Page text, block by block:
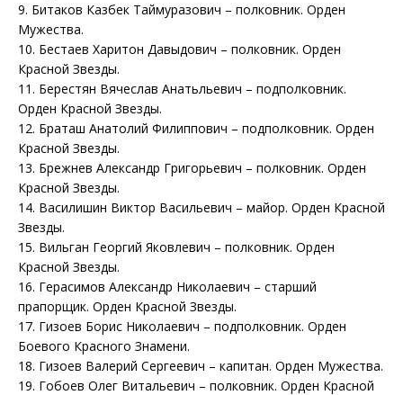
9. Битаков Казбек Таймуразович – полковник. Орден
Мужества.
10. Бестаев Харитон Давыдович – полковник. Орден
Красной Звезды.
11. Берестян Вячеслав Анатьльевич – подполковник.
Орден Красной Звезды.
12. Браташ Анатолий Филиппович – подполковник. Орден
Красной Звезды.
13. Брежнев Александр Григорьевич – полковник. Орден
Красной Звезды.
14. Василишин Виктор Васильевич – майор. Орден Красной
Звезды.
15. Вильган Георгий Яковлевич – полковник. Орден
Красной Звезды.
16. Герасимов Александр Николаевич – старший
прапорщик. Орден Красной Звезды.
17. Гизоев Борис Николаевич – подполковник. Орден
Боевого Красного Знамени.
18. Гизоев Валерий Сергеевич – капитан. Орден Мужества.
19. Гобоев Олег Витальевич – полковник. Орден Красной